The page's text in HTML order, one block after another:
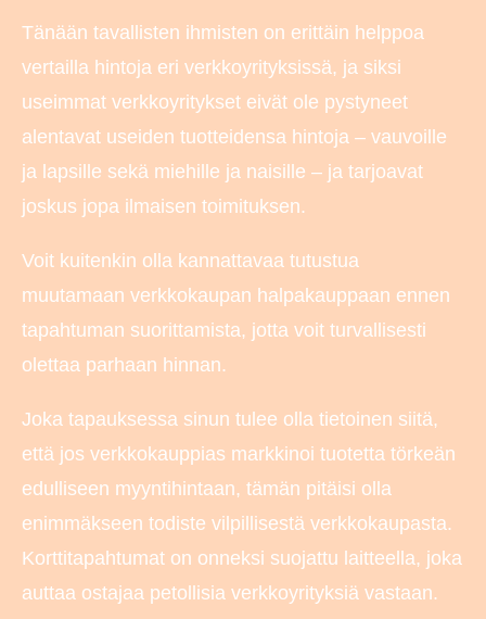
Tänään tavallisten ihmisten on erittäin helppoa
vertailla hintoja eri verkkoyrityksissä, ja siksi
useimmat verkkoyritykset eivät ole pystyneet
alentavat useiden tuotteidensa hintoja – vauvoille
ja lapsille sekä miehille ja naisille – ja tarjoavat
joskus jopa ilmaisen toimituksen.
Voit kuitenkin olla kannattavaa tutustua
muutamaan verkkokaupan halpakauppaan ennen
tapahtuman suorittamista, jotta voit turvallisesti
olettaa parhaan hinnan.
Joka tapauksessa sinun tulee olla tietoinen siitä,
että jos verkkokauppias markkinoi tuotetta törkeän
edulliseen myyntihintaan, tämän pitäisi olla
enimmäkseen todiste vilpillisestä verkkokaupasta.
Korttitapahtumat on onneksi suojattu laitteella, joka
auttaa ostajaa petollisia verkkoyrityksiä vastaan.